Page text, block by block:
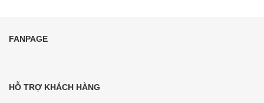
FANPAGE
HỖ TRỢ KHÁCH HÀNG